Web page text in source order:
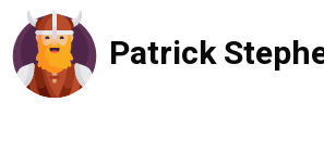
Aller
au
contenu
Patrick